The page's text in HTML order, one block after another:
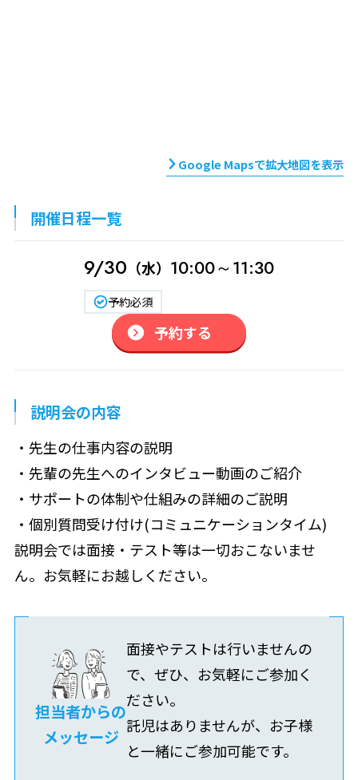
Google Mapsで拡大地図を表示
開催日程一覧
9/30 （水） 10:00～11:30
予約必須
予約する
説明会の内容
・先生の仕事内容の説明
・先輩の先生へのインタビュー動画のご紹介
・サポートの体制や仕組みの詳細のご説明
・個別質問受け付け(コミュニケーションタイム)
説明会では面接・テスト等は一切おこないませ
ん。お気軽にお越しください。
担当者からの
メッセージ
面接やテストは行いませんの
で、ぜひ、お気軽にご参加く
ださい。
託児はありませんが、お子様
と一緒にご参加可能です。